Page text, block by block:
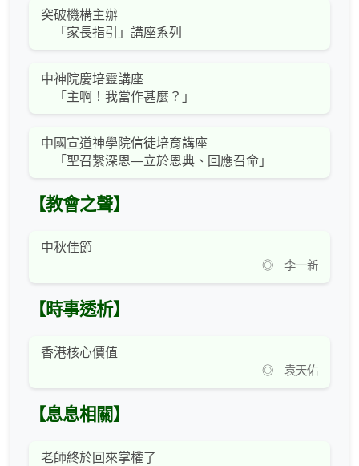
突破機構主辦
「家長指引」講座系列
中神院慶培靈講座
「主啊！我當作甚麼？」
中國宣道神學院信徒培育講座
「聖召繫深恩—立於恩典、回應召命」
【教會之聲】
中秋佳節
◎ 李一新
【時事透析】
香港核心價值
◎ 袁天佑
【息息相關】
老師終於回來掌權了